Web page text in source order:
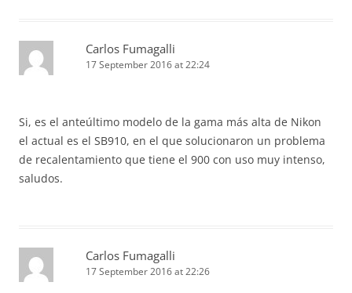
Carlos Fumagalli
17 September 2016 at 22:24
Si, es el anteúltimo modelo de la gama más alta de Nikon
el actual es el SB910, en el que solucionaron un problema
de recalentamiento que tiene el 900 con uso muy intenso,
saludos.
Carlos Fumagalli
17 September 2016 at 22:26